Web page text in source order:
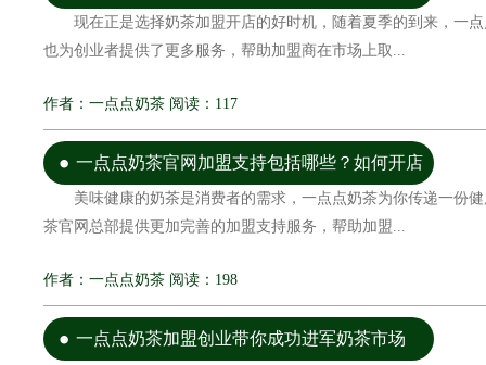
现在正是选择奶茶加盟开店的好时机，随着夏季的到来，一
也为创业者提供了更多服务，帮助加盟商在市场上取...
作者：一点点奶茶 阅读：117
一点点奶茶官网加盟支持包括哪些？如何开店
美味健康的奶茶是消费者的需求，一点点奶茶为你传递一份
茶官网总部提供更加完善的加盟支持服务，帮助加盟...
作者：一点点奶茶 阅读：198
一点点奶茶加盟创业带你成功进军奶茶市场